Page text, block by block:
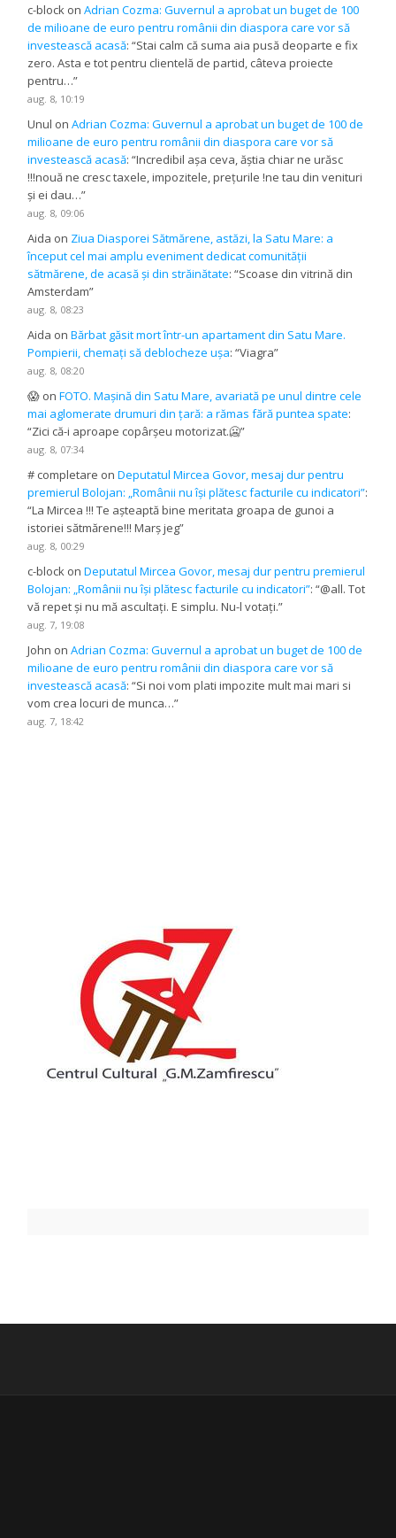
c-block onAdrian Cozma: Guvernul a aprobat un buget de 100
de milioane de euro pentru românii din diaspora care vor să
investească acasă: “Stai calm că suma aia pusă deoparte e fix
zero. Asta e tot pentru clientelă de partid, câteva proiecte
pentru…”
aug. 8, 10:19
Unul onAdrian Cozma: Guvernul a aprobat un buget de 100 de
milioane de euro pentru românii din diaspora care vor să
investească acasă: “Incredibil așa ceva, ăștia chiar ne urăsc
!!!nouă ne cresc taxele, impozitele, prețurile !ne tau din venituri
și ei dau…”
aug. 8, 09:06
Aida on Ziua Diasporei Sătmărene, astăzi, la Satu Mare: a
început cel mai amplu eveniment dedicat comunității
sătmărene, de acasă și din străinătate: “Scoase din vitrină din
Amsterdam”
aug. 8, 08:23
Aida onBărbat găsit mort într-un apartament din Satu Mare.
Pompierii, chemați să deblocheze ușa: “Viagra”
aug. 8, 08:20
😱 onFOTO. Mașină din Satu Mare, avariată pe unul dintre cele
mai aglomerate drumuri din țară: a rămas fără puntea spate:
“Zici că-i aproape copârșeu motorizat.🥶”
aug. 8, 07:34
# completare onDeputatul Mircea Govor, mesaj dur pentru
premierul Bolojan: „Românii nu își plătesc facturile cu indicatori”:
“La Mircea !!! Te așteaptă bine meritata groapa de gunoi a
istoriei sătmărene!!! Marș jeg”
aug. 8, 00:29
c-block onDeputatul Mircea Govor, mesaj dur pentru premierul
Bolojan: „Românii nu își plătesc facturile cu indicatori”: “@all. Tot
vă repet și nu mă ascultați. E simplu. Nu-l votați.”
aug. 7, 19:08
John onAdrian Cozma: Guvernul a aprobat un buget de 100 de
milioane de euro pentru românii din diaspora care vor să
investească acasă: “Si noi vom plati impozite mult mai mari si
vom crea locuri de munca…”
aug. 7, 18:42